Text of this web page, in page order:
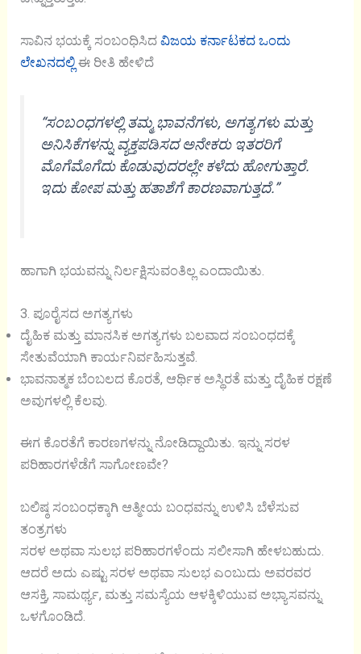
ಸಾವಿನ ಭಯಕ್ಕೆ ಸಂಬಂಧಿಸಿದವಿಜಯ ಕರ್ನಾಟಕದ ಒಂದು
ಲೇಖನದಲ್ಲಿ ಈ ರೀತಿ ಹೇಳಿದೆ
“ಸಂಬಂಧಗಳಲ್ಲಿ ತಮ್ಮ ಭಾವನೆಗಳು, ಅಗತ್ಯಗಳು ಮತ್ತು
ಅನಿಸಿಕೆಗಳನ್ನು ವ್ಯಕ್ತಪಡಿಸದ ಅನೇಕರು ಇತರರಿಗೆ
ಮೊಗೆಮೊಗೆದು ಕೊಡುವುದರಲ್ಲೇ ಕಳೆದು ಹೋಗುತ್ತಾರೆ.
ಇದು ಕೋಪ ಮತ್ತು ಹತಾಶೆಗೆ ಕಾರಣವಾಗುತ್ತದೆ.”
ಹಾಗಾಗಿ ಭಯವನ್ನು ನಿರ್ಲಕ್ಷಿಸುವಂತಿಲ್ಲ ಎಂದಾಯಿತು.
3. ಪೂರೈಸದ ಅಗತ್ಯಗಳು
ದೈಹಿಕ ಮತ್ತು ಮಾನಸಿಕ ಅಗತ್ಯಗಳು ಬಲವಾದ ಸಂಬಂಧದಕ್ಕೆ
ಸೇತುವೆಯಾಗಿ ಕಾರ್ಯನಿರ್ವಹಿಸುತ್ತವೆ.
ಭಾವನಾತ್ಮಕ ಬೆಂಬಲದ ಕೊರತೆ, ಆರ್ಥಿಕ ಅಸ್ಥಿರತೆ ಮತ್ತು ದೈಹಿಕ ರಕ್ಷಣೆ
ಅವುಗಳಲ್ಲಿ ಕೆಲವು.
ಈಗ ಕೊರತೆಗೆ ಕಾರಣಗಳನ್ನು ನೋಡಿದ್ದಾಯಿತು. ಇನ್ನು ಸರಳ
ಪರಿಹಾರಗಳೆಡೆಗೆ ಸಾಗೋಣವೇ?
ಬಲಿಷ್ಠ ಸಂಬಂಧಕ್ಕಾಗಿ ಆತ್ಮೀಯ ಬಂಧವನ್ನು ಉಳಿಸಿ ಬೆಳೆಸುವ
ತಂತ್ರಗಳು
ಸರಳ ಅಥವಾ ಸುಲಭ ಪರಿಹಾರಗಳೆಂದು ಸಲೀಸಾಗಿ ಹೇಳಬಹುದು.
ಆದರೆ ಅದು ಎಷ್ಟು ಸರಳ ಅಥವಾ ಸುಲಭ ಎಂಬುದು ಅವರವರ
ಆಸಕ್ತಿ, ಸಾಮರ್ಥ್ಯ, ಮತ್ತು ಸಮಸ್ಯೆಯ ಆಳಕ್ಕಿಳಿಯುವ ಅಭ್ಯಾಸವನ್ನು
ಒಳಗೊಂಡಿದೆ.